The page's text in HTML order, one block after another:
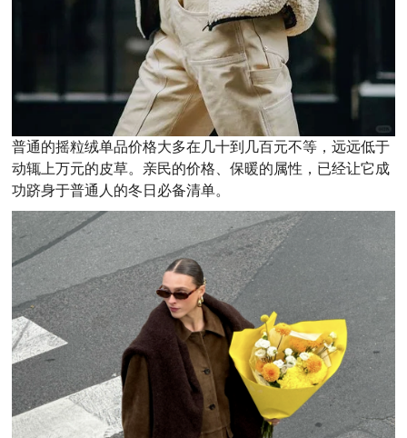
普通的摇粒绒单品价格大多在几十到几百元不等，远远低于
动辄上万元的皮草。 亲民的价格、保暖的属性，已经让它成
功跻身于普通人的冬日必备清单。